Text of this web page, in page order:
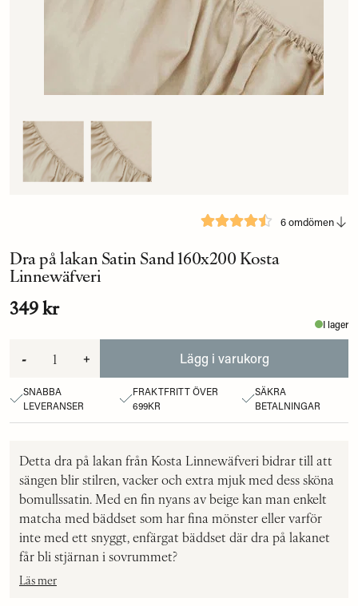
6 omdömen
Dra på lakan Satin Sand 160x200 Kosta
Linnewäfveri
349 kr
I lager
- + Lägg i varukorg
SNABBA
LEVERANSER
FRAKTFRITT ÖVER
699KR
SÄKRA
BETALNINGAR
Detta dra på lakan från Kosta Linnewäfveri bidrar till att
sängen blir stilren, vacker och extra mjuk med dess sköna
bomullssatin. Med en fin nyans av beige kan man enkelt
matcha med bäddset som har fina mönster eller varför
inte med ett snyggt, enfärgat bäddset där dra på lakanet
får bli stjärnan i sovrummet?
Läs mer